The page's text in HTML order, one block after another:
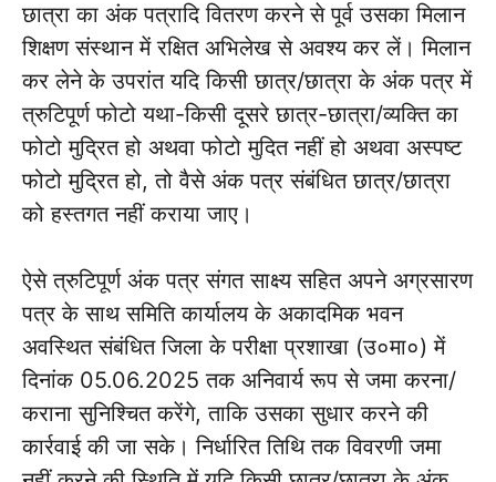
छात्रा का अंक पत्रादि वितरण करने से पूर्व उसका मिलान
शिक्षण संस्थान में रक्षित अभिलेख से अवश्य कर लें। मिलान
कर लेने के उपरांत यदि किसी छात्र/छात्रा के अंक पत्र में
त्रुटिपूर्ण फोटो यथा-किसी दूसरे छात्र-छात्रा/व्यक्ति का
फोटो मुद्रित हो अथवा फोटो मुदित नहीं हो अथवा अस्पष्ट
फोटो मुद्रित हो, तो वैसे अंक पत्र संबंधित छात्र/छात्रा
को हस्तगत नहीं कराया जाए।
ऐसे त्रुटिपूर्ण अंक पत्र संगत साक्ष्य सहित अपने अग्रसारण
पत्र के साथ समिति कार्यालय के अकादमिक भवन
अवस्थित संबंधित जिला के परीक्षा प्रशाखा (उ०मा०) में
दिनांक 05.06.2025 तक अनिवार्य रूप से जमा करना/
कराना सुनिश्चित करेंगे, ताकि उसका सुधार करने की
कार्रवाई की जा सके। निर्धारित तिथि तक विवरणी जमा